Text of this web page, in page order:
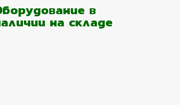
в
на складе